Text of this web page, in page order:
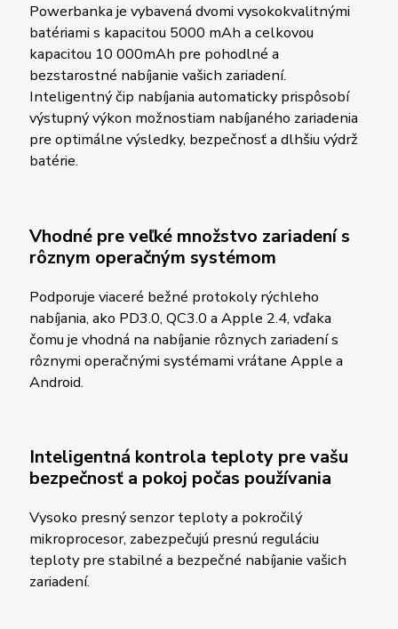
Powerbanka je vybavená dvomi vysokokvalitnými
batériami s kapacitou 5000 mAh a celkovou
kapacitou 10 000mAh pre pohodlné a
bezstarostné nabíjanie vašich zariadení.
Inteligentný čip nabíjania automaticky prispôsobí
výstupný výkon možnostiam nabíjaného zariadenia
pre optimálne výsledky, bezpečnosť a dlhšiu výdrž
batérie.
Vhodné pre veľké množstvo zariadení s
rôznym operačným systémom
Podporuje viaceré bežné protokoly rýchleho
nabíjania, ako PD3.0, QC3.0 a Apple 2.4, vďaka
čomu je vhodná na nabíjanie rôznych zariadení s
rôznymi operačnými systémami vrátane Apple a
Android.
Inteligentná kontrola teploty pre vašu
bezpečnosť a pokoj počas používania
Vysoko presný senzor teploty a pokročilý
mikroprocesor, zabezpečujú presnú reguláciu
teploty pre stabilné a bezpečné nabíjanie vašich
zariadení.